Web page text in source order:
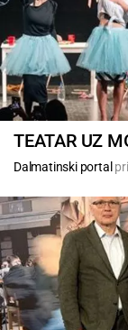
TEATAR UZ
Dalmatinski portal